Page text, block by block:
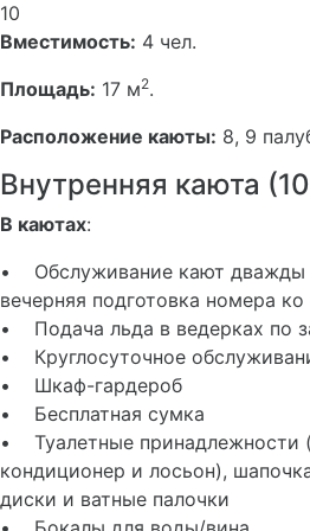
Вместимость:4 чел.
Площадь:17 м .
Расположение каюты:8, 9
Внутренняя каюта (10)
В каютах:
• Обслуживание кают дважды
вечерняя подготовка номера ко
• Подача льда в ведерках по
• Круглосуточное
• Шкаф-гардероб
• Бесплатная сумка
• Туалетные принадлежности
кондиционер и лосьон),